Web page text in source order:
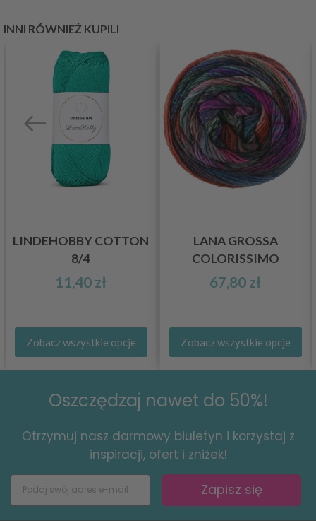
INNI RÓWNIEŻ KUPILI
LINDEHOBBY COTTON
8/4
11,40 zł
Zobacz wszystkie opcje
LANA GROSSA
COLORISSIMO
67,80 zł
Zobacz wszystkie opcje
Oszczędzaj nawet do 50%!
Otrzymuj nasz darmowy biuletyn i korzystaj z
inspiracji, ofert i zniżek!
Zapisz się